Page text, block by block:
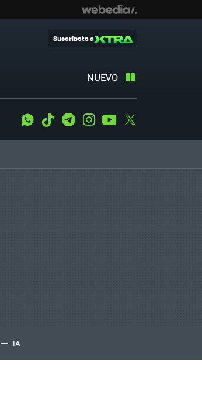
NUEVO
Suscríbete a
WhatsApp
Tiktok TelegramInstagramYoutube
IA